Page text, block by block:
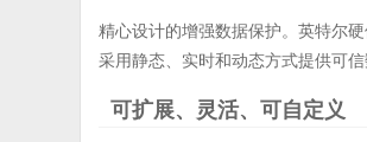
精心设计的增强数据保护。英特尔
采用静态、实时和动态方式提供可信
可扩展、灵活、可自定义